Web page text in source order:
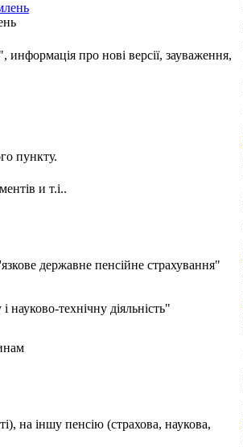
про нові версії, зауваження,
пункту.
и т.і..
державне пенсійне страхування"
технічну діяльність"
на іншу пенсію (страхова, наукова,